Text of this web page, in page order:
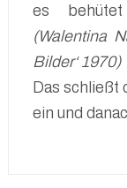
es
(Walentina
Bilder‘ 1970)
Das schließt
ein und